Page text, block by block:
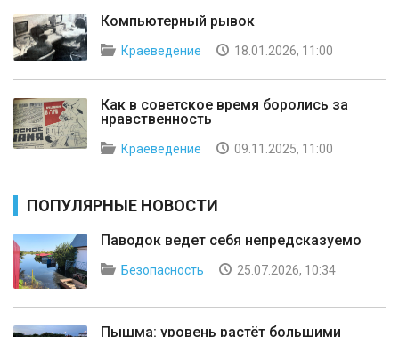
Компьютерный рывок
Краеведение 18.01.2026, 11:00
Как в советское время боролись за
нравственность
Краеведение 09.11.2025, 11:00
ПОПУЛЯРНЫЕ НОВОСТИ
Паводок ведет себя непредсказуемо
Безопасность 25.07.2026, 10:34
Пышма: уровень растёт большими